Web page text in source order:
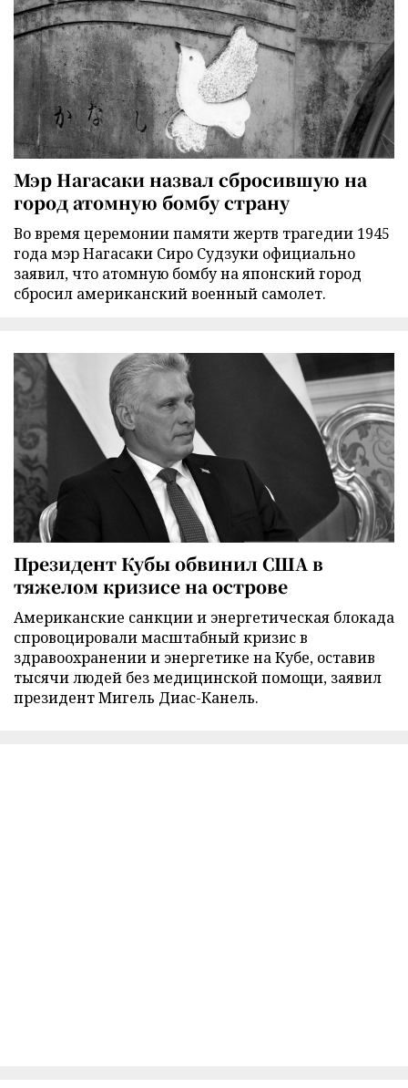
Мэр Нагасаки назвал сбросившую на
город атомную бомбу страну
Во время церемонии памяти жертв трагедии 1945
года мэр Нагасаки Сиро Судзуки официально
заявил, что атомную бомбу на японский город
сбросил американский военный самолет.
Президент Кубы обвинил США в
тяжелом кризисе на острове
Американские санкции и энергетическая блокада
спровоцировали масштабный кризис в
здравоохранении и энергетике на Кубе, оставив
тысячи людей без медицинской помощи, заявил
президент Мигель Диас-Канель.